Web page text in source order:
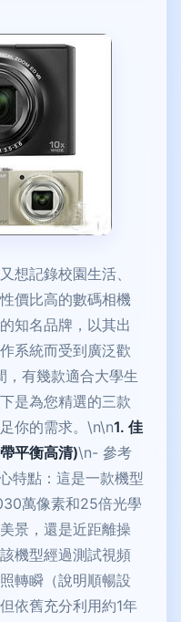
想記錄校園生活、
價比高的數碼相機
知名品牌，以其出
系統而受到廣泛歡
有幾款適合大學生
是為您精選的三款
你的需求。\n\n1. 佳
平衡高清)\n- 參考
特點：這是一款機型
萬像素和25倍光學
景，還是近距離操
機型經過測試視頻
轉瞬（說明順暢設
依舊充分利用約1年